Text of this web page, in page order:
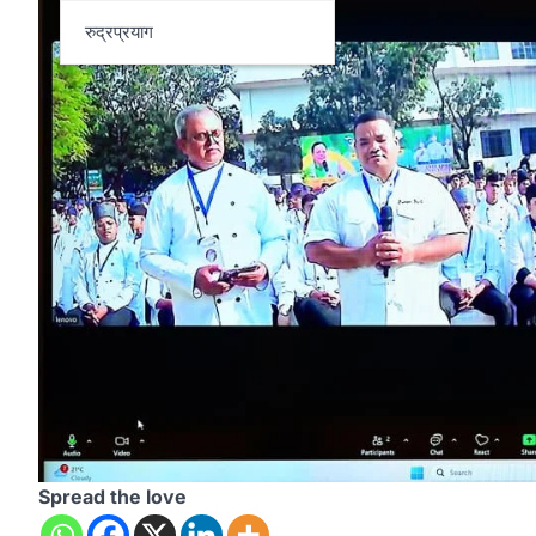
रुद्रप्रयाग
Spread the love